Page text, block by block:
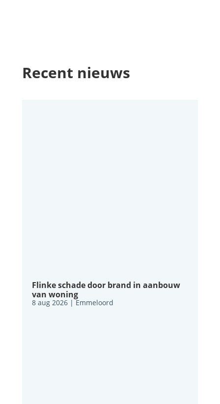
Recent nieuws
Flinke schade door brand in aanbouw
van woning
8 aug 2026| Emmeloord